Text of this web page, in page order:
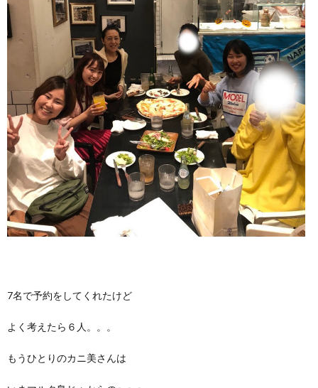
7名で予約をしてくれたけど
よく考えたら６人。。。
もうひとりのカニ美さんは